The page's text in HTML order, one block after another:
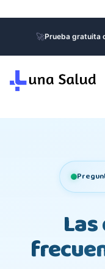
🚀Prueba gratuita